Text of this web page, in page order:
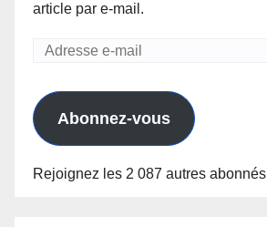
article par e-mail.
Adresse
mail
Abonnez-vous
Rejoignez les 2 087 autres abonnés